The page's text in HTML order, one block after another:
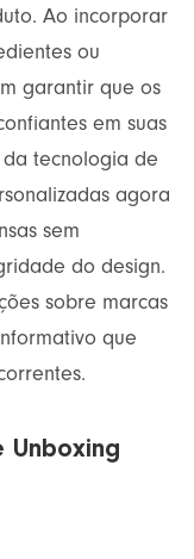
Ao incorporar
ou
garantir que os
em suas
tecnologia de
agora
sem
do design.
sobre marcas
que
Unboxing